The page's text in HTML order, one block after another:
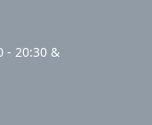
- 20:30 &